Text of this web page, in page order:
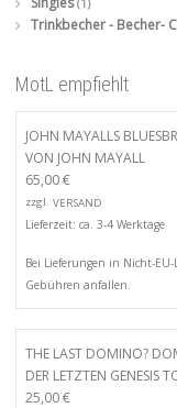
Trinkbecher - Becher-
MotL empfiehlt
JOHN MAYALLS
VON JOHN MAYALL
65,00€
zzgl. VERSAND
Lieferzeit: ca. 3-4 Werktage
Bei Lieferungen in Nicht-
Gebühren anfallen.
THE LAST DOMINO?
DER LETZTEN GENESIS
25,00€